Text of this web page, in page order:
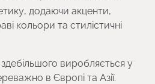
додаючи акценти,
кольори та стилістичні
виробляється у
в Європі та Азії.